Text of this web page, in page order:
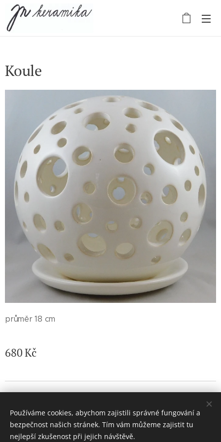
Koule
průměr 18 cm
680Kč
Vytvořeno službouWebnode Cookies
Používáme cookies, abychom zajistili správné fungování a
bezpečnost našich stránek. Tím vám můžeme zajistit tu
nejlepší zkušenost při jejich návštěvě.